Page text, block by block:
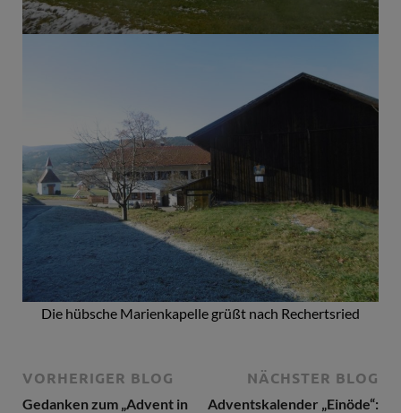
Die hübsche Marienkapelle grüßt nach Rechertsried
VORHERIGER BLOG
Gedanken zum „Advent in
NÄCHSTER BLOG
Adventskalender „Einöde“: